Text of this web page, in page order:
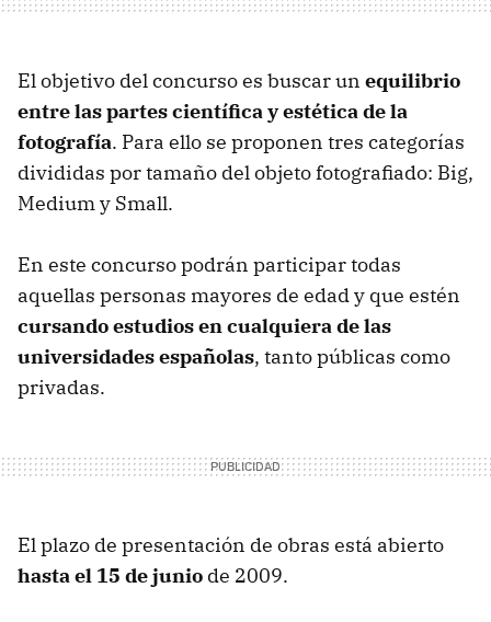
El objetivo del concurso es buscar un equilibrio
entre las partes científica y estética de la
fotografía. Para ello se proponen tres categorías
divididas por tamaño del objeto fotografiado: Big,
Medium y Small.
En este concurso podrán participar todas
aquellas personas mayores de edad y que estén
cursando estudios en cualquiera de las
universidades españolas, tanto públicas como
privadas.
El plazo de presentación de obras está abierto
hasta el 15 de junio de 2009.